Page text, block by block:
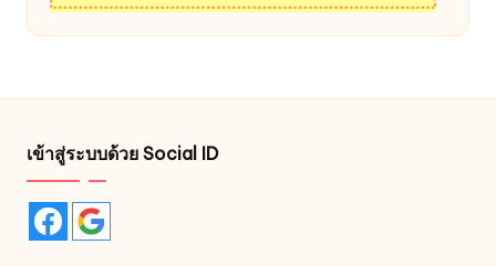
เข้าสู่ระบบด้วย Social ID